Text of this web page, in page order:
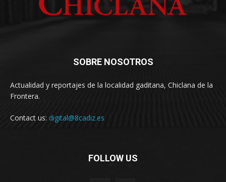
SOBRE NOSOTROS
Actualidad y reportajes de la localidad gaditana, Chiclana de la
Frontera.
Contact us: digital@8cadiz.es
FOLLOW US